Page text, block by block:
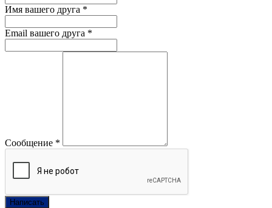
Имя вашего друга *
Email вашего друга *
Сообщение *
Написать